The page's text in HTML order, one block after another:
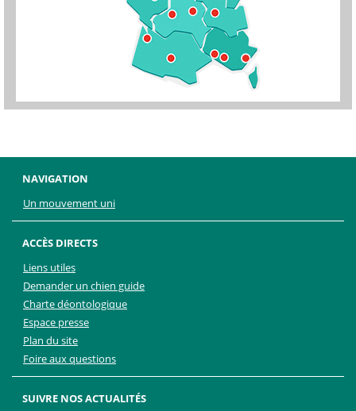
NAVIGATION
Un mouvement uni
ACCÈS DIRECTS
Liens utiles
Demander un chien guide
Charte déontologique
Espace presse
Plan du site
Foire aux questions
SUIVRE NOS ACTUALITÉS